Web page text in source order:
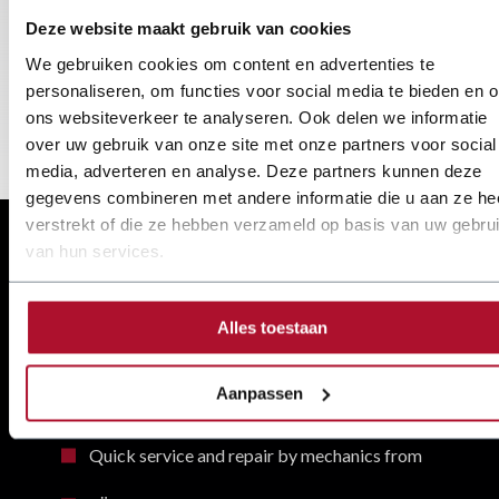
Deze website maakt gebruik van cookies
We gebruiken cookies om content en advertenties te
personaliseren, om functies voor social media te bieden en
ons websiteverkeer te analyseren. Ook delen we informatie
over uw gebruik van onze site met onze partners voor social
media, adverteren en analyse. Deze partners kunnen deze
gegevens combineren met andere informatie die u aan ze
verstrekt of die ze hebben verzameld op basis van uw
van hun services.
Alles toestaan
Aanpassen
guillotine shear
Details Details
Manufacturer and importer of
reliable sheet metal working
machines for over 85 years
Specialist in sheet metal processing
Quick service and repair by mechanics from